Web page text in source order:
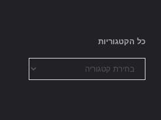
כל הקטגוריות
הקטגוריות